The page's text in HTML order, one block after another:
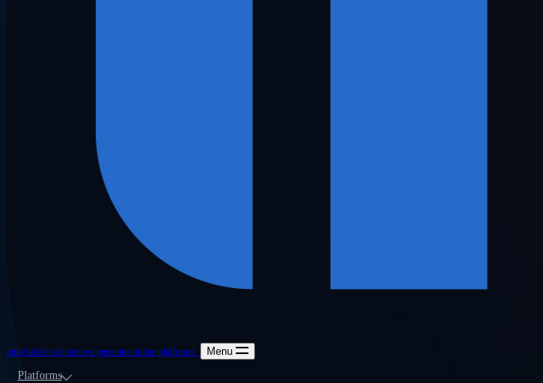
ontwikkelen de nieuwe generatie online platforms.
Menu
Platforms